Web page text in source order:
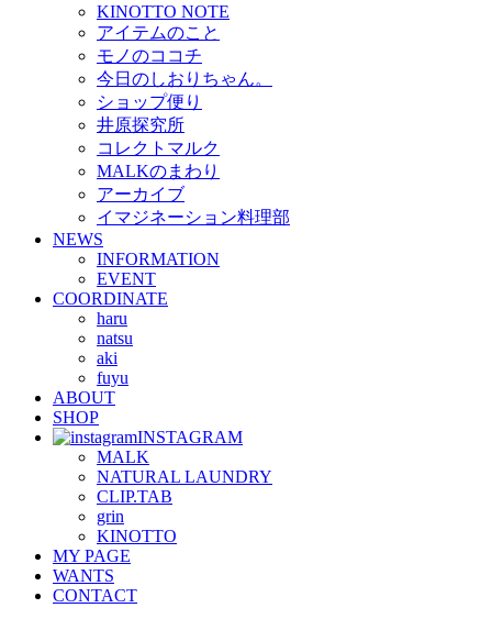
KINOTTO NOTE
アイテムのこと
モノのココチ
今日のしおりちゃん。
ショップ便り
井原探究所
コレクトマルク
MALKのまわり
アーカイブ
イマジネーション料理部
NEWS
INFORMATION
EVENT
COORDINATE
haru
natsu
aki
fuyu
ABOUT
SHOP
INSTAGRAM
MALK
NATURAL LAUNDRY
CLIP.TAB
grin
KINOTTO
MY PAGE
WANTS
CONTACT